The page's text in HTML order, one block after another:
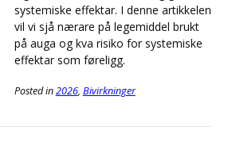
systemiske effektar. I denne artikkelen
vil vi sjå nærare på legemiddel brukt
på auga og kva risiko for systemiske
effektar som føreligg.
Posted in2026, Bivirkninger